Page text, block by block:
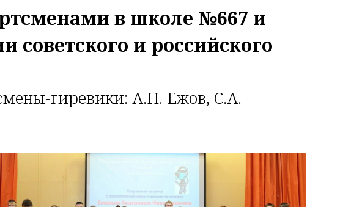
в школе №667 и
и российского
гиревики: А.Н. Ежов, С.А.